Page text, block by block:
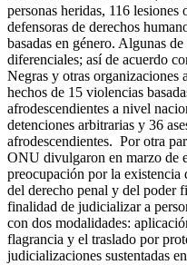
personas heridas, 116 lesiones
defensoras de derechos
basadas en género. Algunas
diferenciales; así de acuerdo
Negras y otras organizaciones
hechos de 15 violencias
afrodescendientes a nivel
detenciones arbitrarias y 36
afrodescendientes. Por otra
ONU divulgaron en marzo de
preocupación por la
del derecho penal y del poder
finalidad de judicializar a
con dos modalidades:
flagrancia y el traslado por
judicializaciones sustentadas